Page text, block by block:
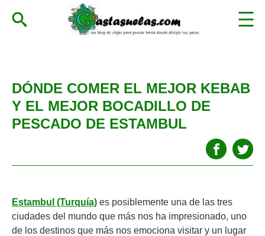
DÓNDE COMER EL MEJOR KEBAB
Y EL MEJOR BOCADILLO DE
PESCADO DE ESTAMBUL
Estambul (Turquía) es posiblemente una de las tres
ciudades del mundo que más nos ha impresionado, uno
de los destinos que más nos emociona visitar y un lugar